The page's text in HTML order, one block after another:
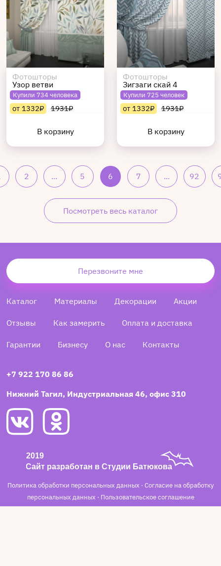
Фотошторы
Узор ветви
Купили 734 человека
от 1332₽ 1931₽
В корзину
Фотошторы
Зигзаги скай 4
Купили 725 человек
от 1332₽ 1931₽
В корзину
2 ... 5 6 7 ... 92
Посмотреть весь каталог
Перезвоните мне
Каталог Материалы Декорации Акции
Отзывы Как замерить Оплата и доставка
Гарантии Бизнесу О нас Контакты
+7 922 170 86 86
Нижний Тагил, Индустриальная 46, офис 310
Политика обработки персональных данных · Согласие на обработку
персональных данных · Пользовательское соглашение